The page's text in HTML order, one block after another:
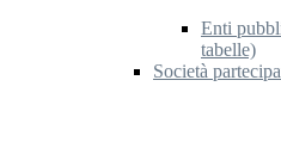
Enti
tabelle)
Società